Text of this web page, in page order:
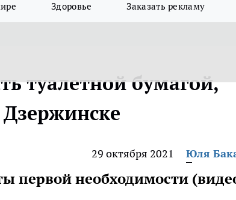
Здоровье Заказать рекламу
туалетной бумагой,
29 октября 2021 Юля
первой необходимости